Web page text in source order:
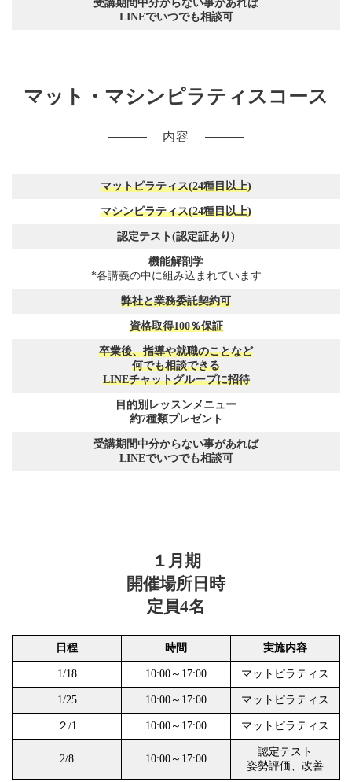
受講期間中分からない事があれば
LINEでいつでも相談可
マット・マシンピラティスコース
内容
マットピラティス(24種目以上)
マシンピラティス(24種目以上)
認定テスト(認定証あり)
機能解剖学
*各講義の中に組み込まれています
弊社と業務委託契約可
資格取得100％保証
卒業後、指導や就職のことなど
何でも相談できる
LINEチャットグループに招待
目的別レッスンメニュー
約7種類プレゼント
受講期間中分からない事があれば
LINEでいつでも相談可
１月期
開催場所日時
定員4名
日程 時間 実施内容
1/18 10:00～17:00 マットピラティス
1/25 10:00～17:00 マットピラティス
２/1 10:00～17:00 マットピラティス
2/8 10:00～17:00
認定テスト
姿勢評価、改善